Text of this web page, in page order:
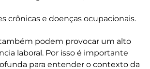
crônicas e doenças ocupacionais.
podem provocar um alto
laboral. Por isso é importante
para entender o contexto da